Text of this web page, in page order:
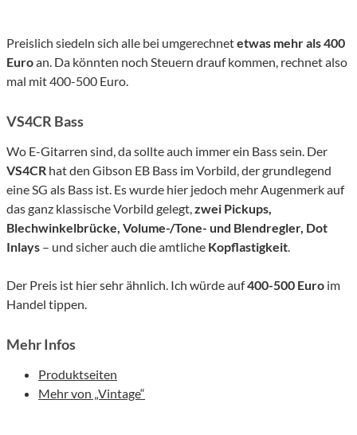
Preislich siedeln sich alle bei umgerechnetetwas mehr als 400
Euroan. Da könnten noch Steuern drauf kommen, rechnet also
mal mit 400-500 Euro.
VS4CR Bass
Wo E-Gitarren sind, da sollte auch immer ein Bass sein. Der
VS4CR hat den Gibson EB Bass im Vorbild, der grundlegend
eine SG als Bass ist. Es wurde hier jedoch mehr Augenmerk auf
das ganz klassische Vorbild gelegt,zwei Pickups,
Blechwinkelbrücke, Volume-/Tone- und Blendregler, Dot
Inlays – und sicher auch die amtliche Kopflastigkeit.
Der Preis ist hier sehr ähnlich. Ich würde auf400-500 Euro im
Handel tippen.
Mehr Infos
Produktseiten
Mehr von „Vintage“